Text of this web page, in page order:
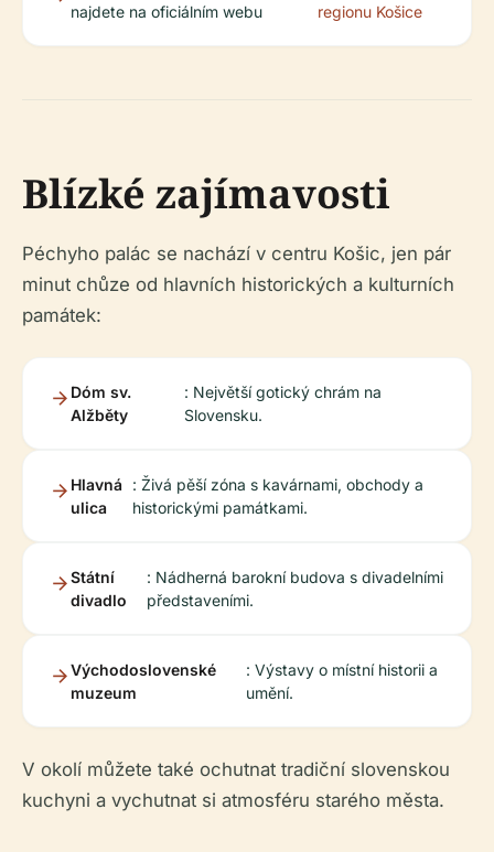
najdete na oficiálním webu
regionu Košice
Blízké zajímavosti
Péchyho palác se nachází v centru Košic, jen pár
minut chůze od hlavních historických a kulturních
památek:
Dóm sv.
Alžběty
: Největší gotický chrám na
Slovensku.
Hlavná
ulica
: Živá pěší zóna s kavárnami, obchody a
historickými památkami.
Státní
divadlo
: Nádherná barokní budova s divadelními
představeními.
Východoslovenské
muzeum
: Výstavy o místní historii a
umění.
V okolí můžete také ochutnat tradiční slovenskou
kuchyni a vychutnat si atmosféru starého města.